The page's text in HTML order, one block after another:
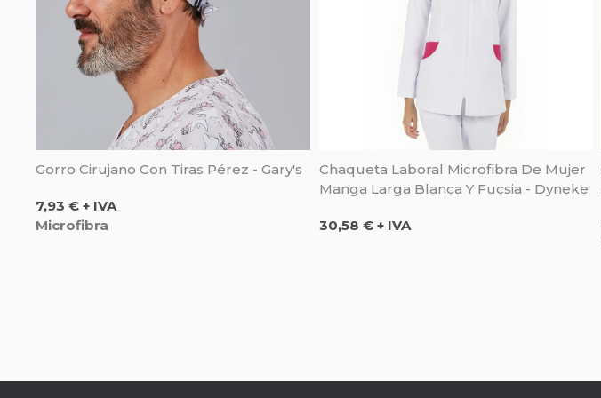
Gorro Cirujano Con Tiras Pérez - Gary's
Precio
7,93 € + IVA
Microfibra
Chaqueta Laboral Microfibra De Mujer
Manga Larga Blanca Y Fucsia - Dyneke
Precio
30,58 € + IVA